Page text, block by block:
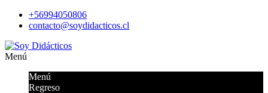
+56994050806
contacto@soydidacticos.cl
Menú
Menú
Regreso